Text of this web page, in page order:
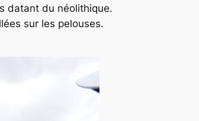
datant du néolithique.
sur les pelouses.